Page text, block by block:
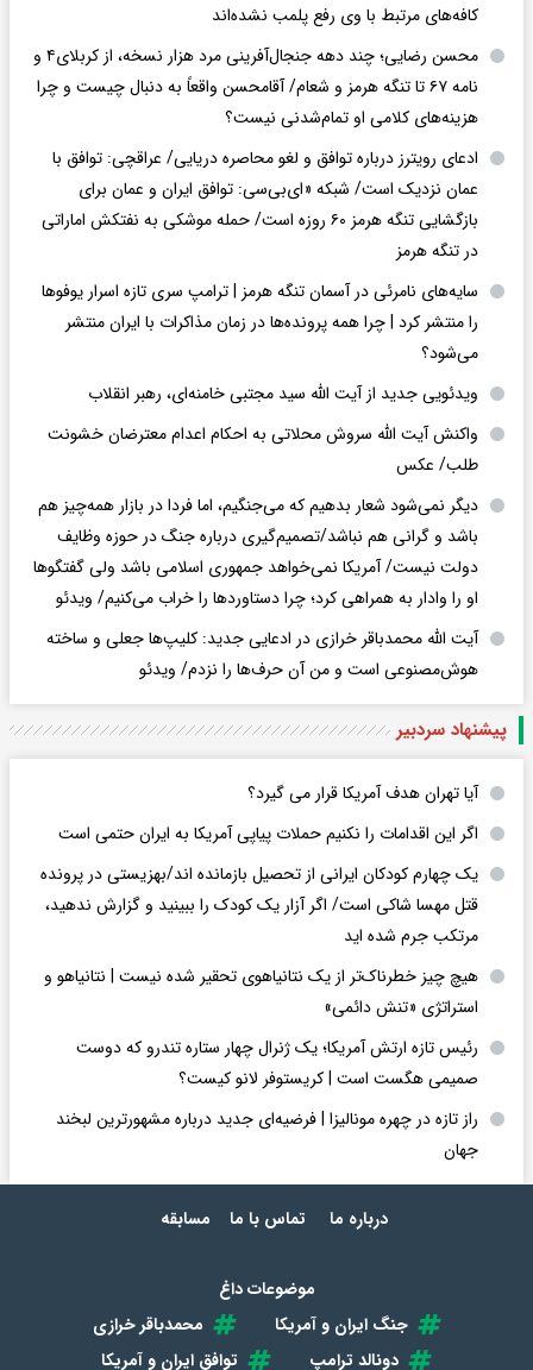
کافه‌های مرتبط با وی رفع پلمب نشده‌اند
محسن رضایی؛ چند دهه جنجال‌آفرینی مرد هزار نسخه، از کربلای۴ و
نامه ۶۷ تا تنگه هرمز و شعام/ آقا‌محسن واقعاً به دنبال چیست و چرا
هزینه‌های کلامی او تمام‌شدنی نیست؟
ادعای رویترز درباره توافق و لغو محاصره دریایی/ عراقچی: توافق با
عمان نزدیک است/ شبکه «ای‌بی‌سی: توافق ایران و عمان برای
بازگشایی تنگه هرمز ۶۰ روزه است/ حمله موشکی به نفتکش اماراتی
در تنگه هرمز
سایه‌های نامرئی در آسمان تنگه هرمز | ترامپ سری تازه اسرار یوفوها
را منتشر کرد | چرا همه پرونده‌ها در زمان مذاکرات با ایران منتشر
می‌شود؟
ویدئویی جدید از آیت الله سید مجتبی خامنه‌ای، رهبر انقلاب
واکنش آیت الله سروش محلاتی به احکام اعدام معترضان خشونت
طلب/ عکس
دیگر نمی‌شود شعار بدهیم که می‌جنگیم، اما فردا در بازار همه‌چیز هم
باشد و گرانی هم نباشد/تصمیم‌گیری درباره جنگ در حوزه وظایف
دولت نیست/ آمریکا نمی‌خواهد جمهوری اسلامی باشد ولی گفتگوها
او را وادار به همراهی کرد؛ چرا دستاوردها را خراب می‌کنیم/ ویدئو
آیت الله محمدباقر خرازی در ادعایی جدید: کلیپ‌ها جعلی و ساخته
هوش‌مصنوعی است و من آن حرف‌ها را نزدم/ ویدئو
پیشنهاد سردبیر
آیا تهران هدف آمریکا قرار می گیرد؟
اگر این اقدامات را نکنیم حملات پیاپی آمریکا به ایران حتمی است
یک چهارم کودکان ایرانی از تحصیل بازمانده اند/بهزیستی در پرونده
قتل مهسا شاکی است/ اگر آزار یک کودک را ببینید و گزارش ندهید،
مرتکب جرم شده اید
هیچ چیز خطرناک‌تر از یک نتانیاهوی تحقیر شده نیست | نتانیاهو و
استراتژی «تنش دائمی»
رئیس تازه ارتش آمریکا؛ یک ژنرال چهار ستاره تندرو که دوست
صمیمی هگست است | کریستوفر لانو کیست؟
راز تازه در چهره مونالیزا | فرضیه‌ای جدید درباره مشهورترین لبخند
جهان
درباره ما تماس با ما مسابقه
موضوعات داغ
جنگ ایران و آمریکا
محمدباقر خرازی
دونالد ترامپ
توافق ایران و آمریکا